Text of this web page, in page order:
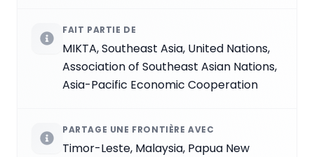
FAIT PARTIE DE
MIKTA, Southeast Asia, United Nations,
Association of Southeast Asian Nations,
Asia-Pacific Economic Cooperation
PARTAGE UNE FRONTIÈRE AVEC
Timor-Leste, Malaysia, Papua New